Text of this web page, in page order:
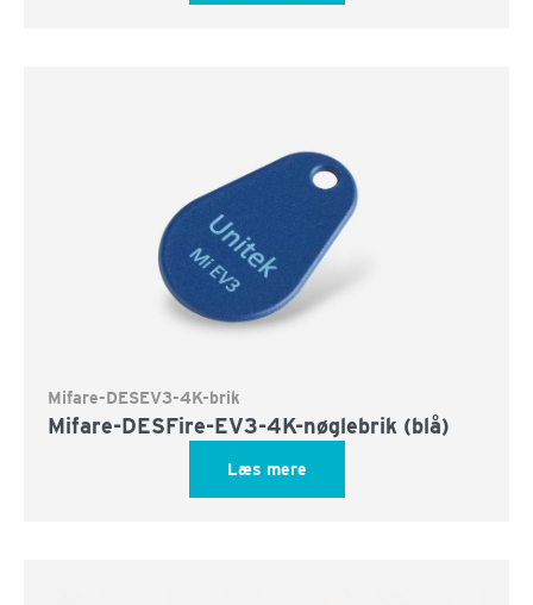
Mifare-DESEV3-4K-brik
Mifare-DESFire-EV3-4K-nøglebrik (blå)
Læs mere